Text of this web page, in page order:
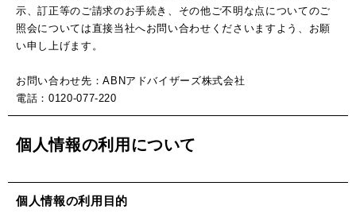
示、訂正等のご請求のお手続き、その他ご不明な点についてのご
照会については直接当社へお問い合わせくださいますよう、お願
い申し上げます。
お問い合わせ先：ABNアドバイザーズ株式会社
電話：0120-077-220
個人情報の利用について
個人情報の利用目的